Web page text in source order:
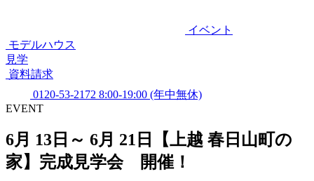
イベント
モデルハウス
見学
資料請求
0120-53-2172 8:00-19:00 (年中無休)
EVENT
6月 13日～ 6月 21日【上越 春日山町の
家】完成見学会 開催！